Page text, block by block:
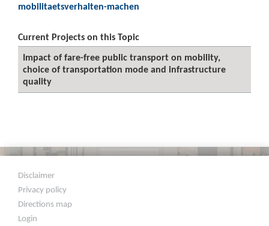
mobilitaetsverhalten-machen
Current Projects on this Topic
Impact of fare-free public transport on mobility,
choice of transportation mode and infrastructure
quality
Disclaimer
Privacy policy
Directions map
Login